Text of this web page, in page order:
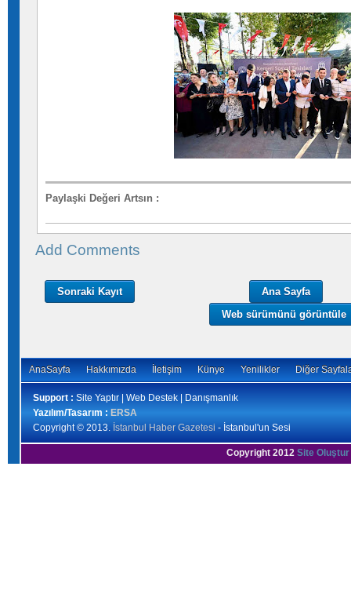
Paylaşki Değeri Artsın :
Add Comments
Sonraki Kayıt
Ana Sayfa
Web sürümünü görüntüle
AnaSayfa Hakkımızda İletişim Künye Yenilikler Diğer
Support : Site Yaptır | Web Destek | Danışmanlık
Yazılım/Tasarım : ERSA
Copyright © 2013. İstanbul Haber Gazetesi - İstanbul'un Sesi
Copyright 2012 Site Oluştur